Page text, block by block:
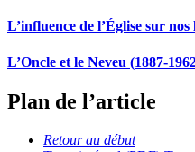
L’influence de l’Église sur nos
L’Oncle et le Neveu (1887-
Plan de l’article
Retour au début